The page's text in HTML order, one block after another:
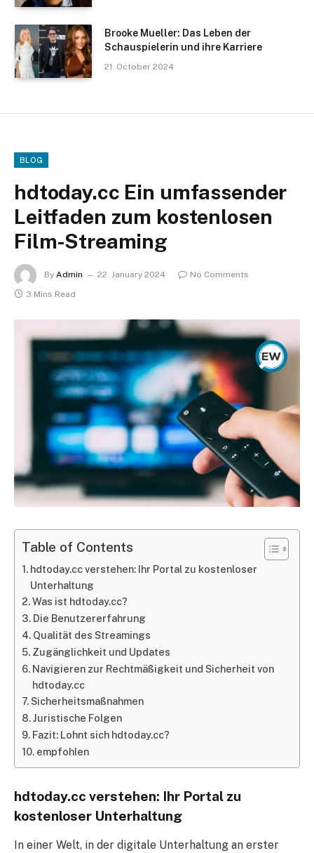
Brooke Mueller: Das Leben der
Schauspielerin und ihre Karriere
21. October 2024
BLOG
hdtoday.cc Ein umfassender
Leitfaden zum kostenlosen
Film-Streaming
By Admin 22. January 2024
No Comments
3 Mins Read
Table of Contents
hdtoday.cc verstehen: Ihr Portal zu kostenloser
Unterhaltung
Was ist hdtoday.cc?
Die Benutzererfahrung
Qualität des Streamings
Zugänglichkeit und Updates
Navigieren zur Rechtmäßigkeit und Sicherheit von
hdtoday.cc
Sicherheitsmaßnahmen
Juristische Folgen
Fazit: Lohnt sich hdtoday.cc?
empfohlen
hdtoday.cc verstehen: Ihr Portal zu
kostenloser Unterhaltung
In einer Welt, in der digitale Unterhaltung an erster